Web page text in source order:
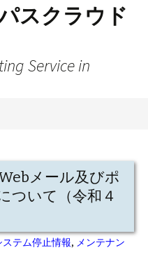
スクラウド
Service in
メール及びポ
ついて（令和４
ステム停止情報, メンテナン